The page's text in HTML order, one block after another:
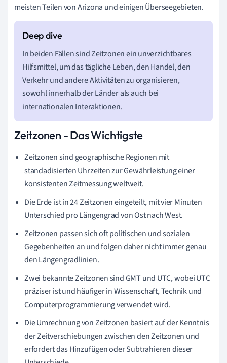
meisten Teilen von Arizona und einigen Überseegebieten.
In beiden Fällen sind Zeitzonen ein unverzichtbares
Hilfsmittel, um das tägliche Leben, den Handel, den
Verkehr und andere Aktivitäten zu organisieren,
sowohl innerhalb der Länder als auch bei
internationalen Interaktionen.
Zeitzonen - Das Wichtigste
Zeitzonen sind geographische Regionen mit
standadisierten Uhrzeiten zur Gewährleistung einer
konsistenten Zeitmessung weltweit.
Die Erde ist in 24 Zeitzonen eingeteilt, mit vier Minuten
Unterschied pro Längengrad von Ost nach West.
Zeitzonen passen sich oft politischen und sozialen
Gegebenheiten an und folgen daher nicht immer genau
den Längengradlinien.
Zwei bekannte Zeitzonen sind GMT und UTC, wobei UTC
präziser ist und häufiger in Wissenschaft, Technik und
Computerprogrammierung verwendet wird.
Die Umrechnung von Zeitzonen basiert auf der Kenntnis
der Zeitverschiebungen zwischen den Zeitzonen und
erfordert das Hinzufügen oder Subtrahieren dieser